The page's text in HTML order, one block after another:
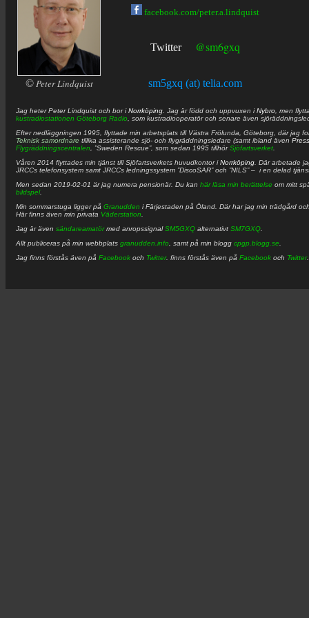
© Peter Lindquist
facebook.com/peter.a.lindquist
Twitter @sm6gxq
sm5gxq (at) telia.com
Jag heterPeter Lindquist och bor iNorrköping . Jag är född och uppvuxen iNybro , men
kustradiostationen Göteborg Radio , som kustradiooperatör och senare även
Efter nedläggningen 1995, flyttade min arbetsplats till Västra Frölunda, Göteborg, där jag
Teknisk samordnare tillika assisterande sjö- och flygräddningsledare (samt ibland även
Flygräddningscentralen , ”Sweden Rescue”, som sedan 1995 tillhörSjöfartsverket
Våren 2014 flyttades min tjänst till Sjöfartsverkets huvudkontor iNorrköping . Där arbetade
JRCCs telefonsystem samt JRCCs ledningssystem ”DiscoSAR” och ”NILS” – i en delad
Men sedan 2019-02-01 är jag numera pensionär. Du kan här läsa min berättelse om mitt
bildspel.
Min sommarstuga ligger på Granudden i Färjestaden på Öland. Där har jag min trädgård
Här finns även min privata Väderstation
Jag är även sändareamatörmed anropssignalSM5GXQ alternativt SM7GXQ
Allt publiceras på min webbplats granudden.info , samt på min blogg cpgp.blogg.se
Jag finns förstås även på Facebook och Twitter. finns förstås även på Facebook och Twitter.